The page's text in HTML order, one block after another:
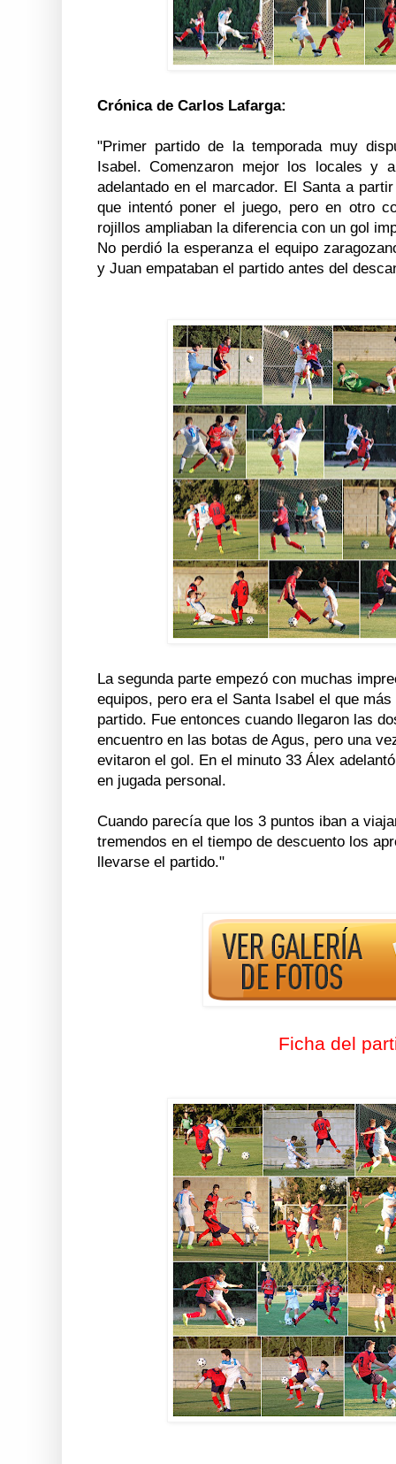
Crónica de Carlos Lafarga:
"Primer partido de la temporada muy
Isabel. Comenzaron mejor los locales y
adelantado en el marcador. El Santa a
que intentó poner el juego, pero en otro
rojillos ampliaban la diferencia con un gol
No perdió la esperanza el equipo
y Juan empataban el partido antes del
La segunda parte empezó con muchas
equipos, pero era el Santa Isabel el que
partido. Fue entonces cuando llegaron las
encuentro en las botas de Agus, pero una
evitaron el gol. En el minuto 33 Álex
en jugada personal.
Cuando parecía que los 3 puntos iban a
tremendos en el tiempo de descuento los
llevarse el partido."
Ficha del